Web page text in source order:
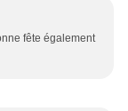
fête également